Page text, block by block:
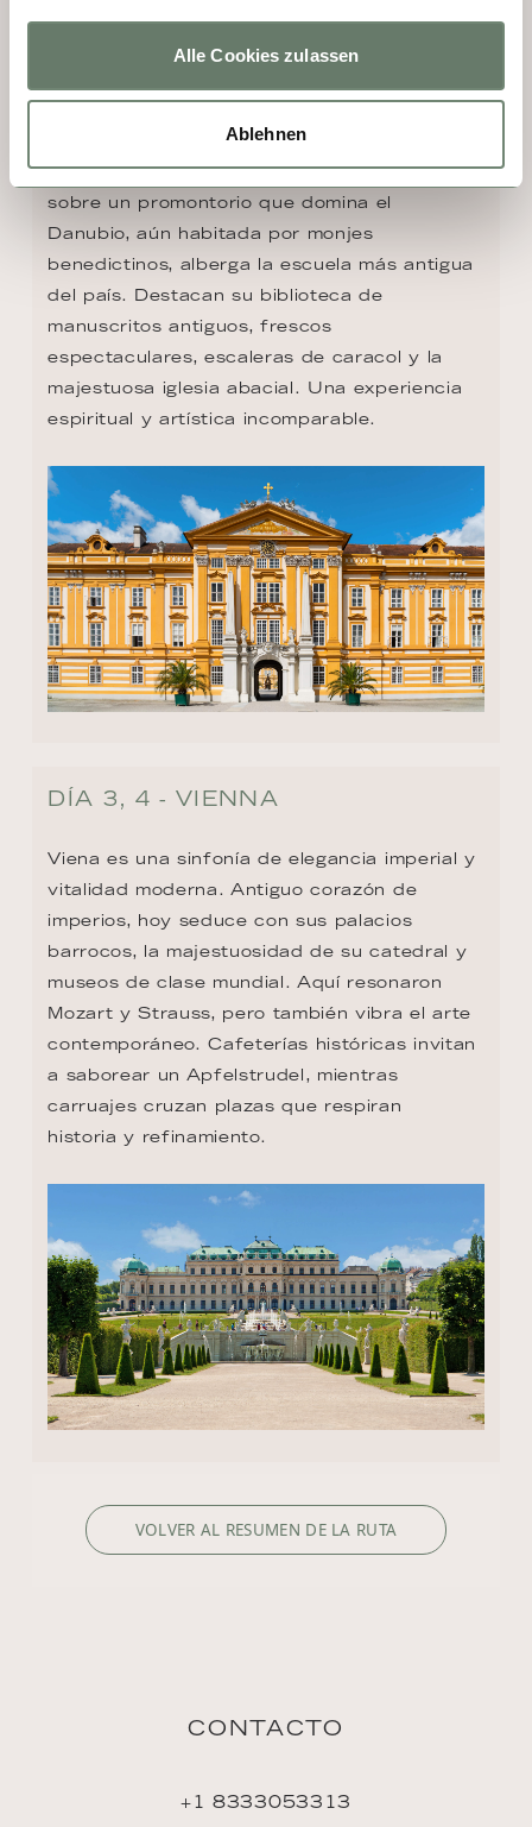
Alle Cookies zulassen
Ablehnen
DÍA 2 - MELK
Ninguna visita al valle de Wachau está
completa sin descubrir la Abadía de Melk,
joya barroca de Austria. Fundada en 1089
sobre un promontorio que domina el
Danubio, aún habitada por monjes
benedictinos, alberga la escuela más antigua
del país. Destacan su biblioteca de
manuscritos antiguos, frescos
espectaculares, escaleras de caracol y la
majestuosa iglesia abacial. Una experiencia
espiritual y artística incomparable.
DÍA 3, 4 - VIENNA
Viena es una sinfonía de elegancia imperial y
vitalidad moderna. Antiguo corazón de
imperios, hoy seduce con sus palacios
barrocos, la majestuosidad de su catedral y
museos de clase mundial. Aquí resonaron
Mozart y Strauss, pero también vibra el arte
contemporáneo. Cafeterías históricas invitan
a saborear un Apfelstrudel, mientras
carruajes cruzan plazas que respiran
historia y refinamiento.
VOLVER AL RESUMEN DE LA RUTA
CONTACTO
+1 8333053313